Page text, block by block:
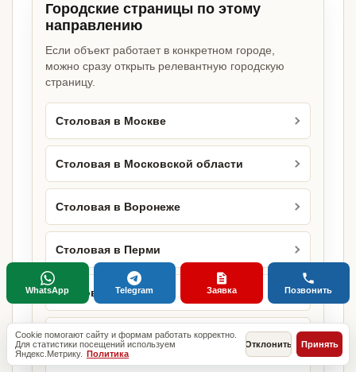
Городские страницы по этому
направлению
Если объект работает в конкретном городе,
можно сразу открыть релевантную городскую
страницу.
Столовая в Москве
Столовая в Московской области
Столовая в Воронеже
Столовая в Перми
Столовая в Тюмени
Столовая в Туле
Cookie помогают сайту и формам работать корректно.
Для статистики посещений используем
Яндекс.Метрику. Политика
Отклонить Принять
WhatsApp Telegram Заявка Позвонить